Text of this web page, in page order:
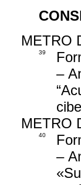
METRO
39
–
METRO
40
–